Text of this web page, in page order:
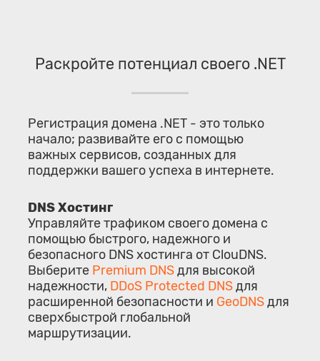
Раскройте потенциал своего .NET
Регистрация домена .NET - это только
начало; развивайте его с помощью
важных сервисов, созданных для
поддержки вашего успеха в интернете.
DNS Хостинг
Управляйте трафиком своего домена с
помощью быстрого, надежного и
безопасного DNS хостинга от ClouDNS.
Выберите Premium DNSдля высокой
надежности, DDoS Protected DNSдля
расширенной безопасности и GeoDNSдля
сверхбыстрой глобальной
маршрутизации.